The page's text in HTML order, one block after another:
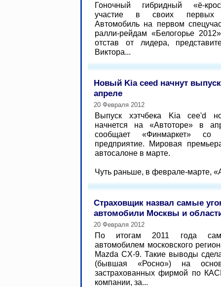
Гоночный гибридный «ё-
участие в своих первых
Автомобиль на первом
ралли-рейдам «Белогорье
отстав от лидера,
Виктора...
Новый Kia ceed начнут
апреле
20 Февраля 2012
Выпуск хэтчбека Kia cee'd
начнется на «Автоторе» в
сообщает «Финмаркет» со
предприятие. Мировая
автосалоне в марте.
Чуть раньше, в феврале-марте,
Страховщик назвал самые
автомобили Москвы и
20 Февраля 2012
По итогам 2011 года
автомобилем московского
Mazda CX-9. Такие выводы
(бывшая «Росно») на
застрахованных фирмой по
компании, за...